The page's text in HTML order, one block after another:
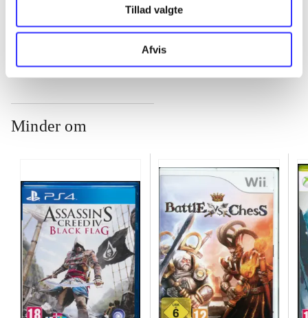
Tillad valgte
Afvis
Assassin's creed III
Minder om